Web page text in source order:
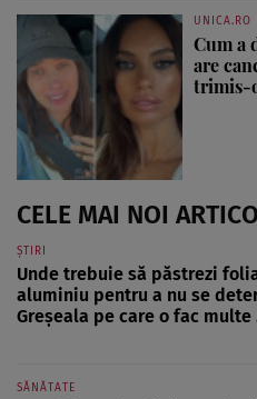
UNICA.RO
Cum a
are
trimis-
CELE MAI NOI
ȘTIRI
Unde trebuie să păstrezi
aluminiu pentru a nu se
Greșeala pe care o fac multe
SĂNĂTATE